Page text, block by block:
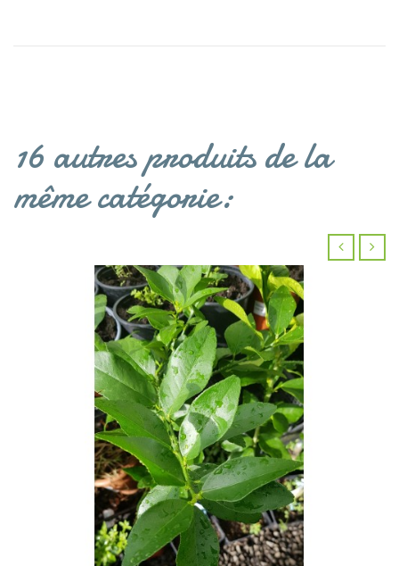
16 autres produits de la
même catégorie: